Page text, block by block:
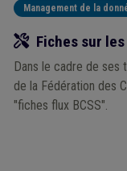
Management de la
Outil
Fiches sur les
Dans le cadre de ses
de la Fédération des
"fiches flux BCSS".